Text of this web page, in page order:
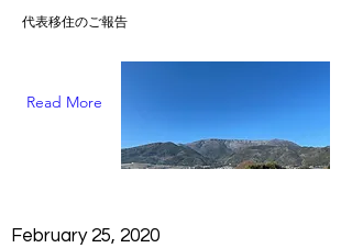
代表移住のご報告
Read More
February 25, 2020